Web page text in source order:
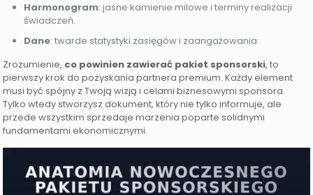
Harmonogram: jasne kamienie milowe i terminy realizacji
świadczeń.
Dane: twarde statystyki zasięgów i zaangażowania.
Zrozumienie, co powinien zawierać pakiet sponsorski, to
pierwszy krok do pozyskania partnera premium. Każdy element
musi być spójny z Twoją wizją i celami biznesowymi sponsora.
Tylko wtedy stworzysz dokument, który nie tylko informuje, ale
przede wszystkim sprzedaje marzenia poparte solidnymi
fundamentami ekonomicznymi.